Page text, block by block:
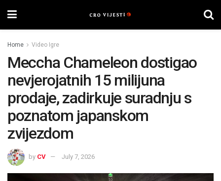
Home Video Igre
Meccha Chameleon dostigao
nevjerojatnih 15 milijuna
prodaje, zadirkuje suradnju s
poznatom japanskom
zvijezdom
by CV July 7, 2026